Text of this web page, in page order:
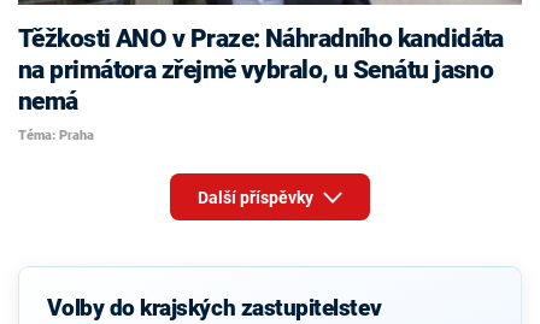
Těžkosti ANO v Praze: Náhradního kandidáta
na primátora zřejmě vybralo, u Senátu jasno
nemá
Téma: Praha
Další příspěvky
Volby do krajských zastupitelstev